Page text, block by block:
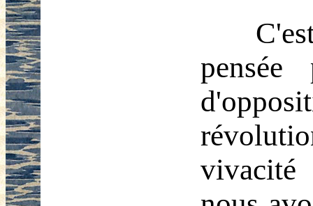
vivacité